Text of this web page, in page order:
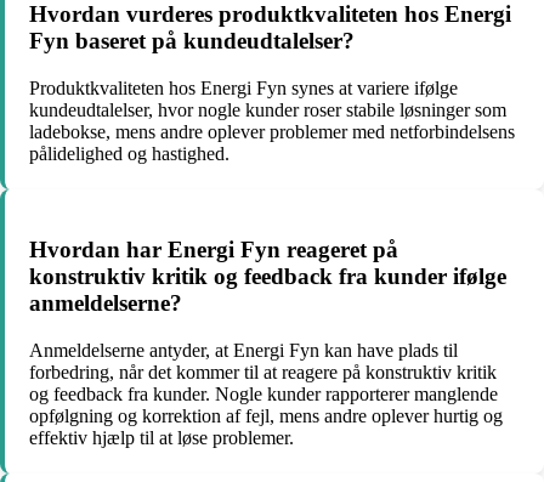
Hvordan vurderes produktkvaliteten hos Energi
Fyn baseret på kundeudtalelser?
Produktkvaliteten hos Energi Fyn synes at variere ifølge
kundeudtalelser, hvor nogle kunder roser stabile løsninger som
ladebokse, mens andre oplever problemer med netforbindelsens
pålidelighed og hastighed.
Hvordan har Energi Fyn reageret på
konstruktiv kritik og feedback fra kunder ifølge
anmeldelserne?
Anmeldelserne antyder, at Energi Fyn kan have plads til
forbedring, når det kommer til at reagere på konstruktiv kritik
og feedback fra kunder. Nogle kunder rapporterer manglende
opfølgning og korrektion af fejl, mens andre oplever hurtig og
effektiv hjælp til at løse problemer.